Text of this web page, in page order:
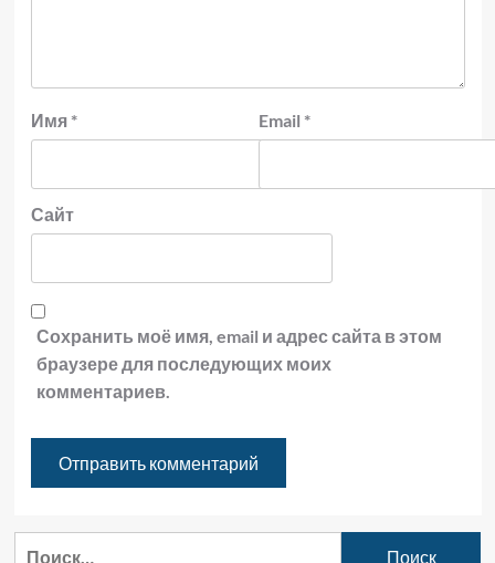
Имя * Email *
Сайт
Сохранить моё имя, email и адрес сайта в этом
браузере для последующих моих
комментариев.